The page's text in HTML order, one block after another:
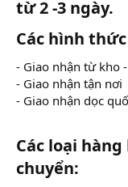
từ 2 -3 ngày.​
Các hình
- Giao nhận từ kho
- Giao nhận tận nơi
- Giao nhận dọc
Các loại
chuyển:​